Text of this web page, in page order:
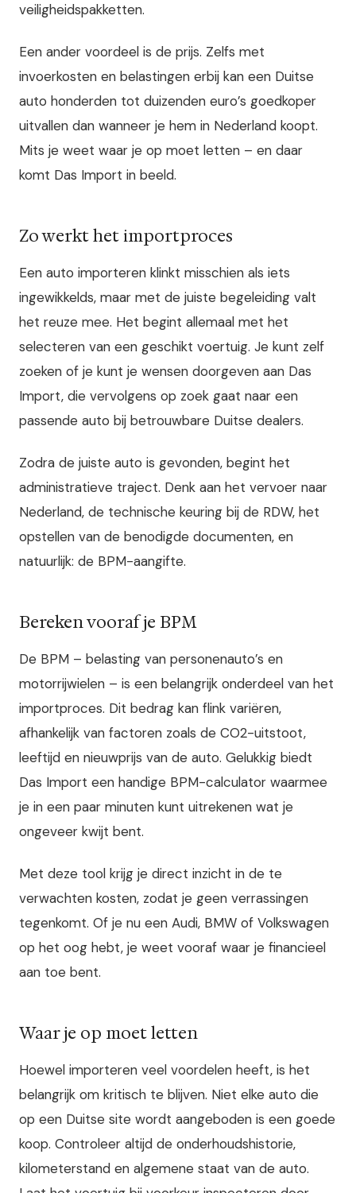
veiligheidspakketten.
Een ander voordeel is de prijs. Zelfs met
invoerkosten en belastingen erbij kan een Duitse
auto honderden tot duizenden euro’s goedkoper
uitvallen dan wanneer je hem in Nederland koopt.
Mits je weet waar je op moet letten – en daar
komt Das Import in beeld.
Zo werkt het importproces
Een auto importeren klinkt misschien als iets
ingewikkelds, maar met de juiste begeleiding valt
het reuze mee. Het begint allemaal met het
selecteren van een geschikt voertuig. Je kunt zelf
zoeken of je kunt je wensen doorgeven aan Das
Import, die vervolgens op zoek gaat naar een
passende auto bij betrouwbare Duitse dealers.
Zodra de juiste auto is gevonden, begint het
administratieve traject. Denk aan het vervoer naar
Nederland, de technische keuring bij de RDW, het
opstellen van de benodigde documenten, en
natuurlijk: de BPM-aangifte.
Bereken vooraf je BPM
De BPM – belasting van personenauto’s en
motorrijwielen – is een belangrijk onderdeel van het
importproces. Dit bedrag kan flink variëren,
afhankelijk van factoren zoals de CO2-uitstoot,
leeftijd en nieuwprijs van de auto. Gelukkig biedt
Das Import een handige BPM-calculator waarmee
je in een paar minuten kunt uitrekenen wat je
ongeveer kwijt bent.
Met deze tool krijg je direct inzicht in de te
verwachten kosten, zodat je geen verrassingen
tegenkomt. Of je nu een Audi, BMW of Volkswagen
op het oog hebt, je weet vooraf waar je financieel
aan toe bent.
Waar je op moet letten
Hoewel importeren veel voordelen heeft, is het
belangrijk om kritisch te blijven. Niet elke auto die
op een Duitse site wordt aangeboden is een goede
koop. Controleer altijd de onderhoudshistorie,
kilometerstand en algemene staat van de auto.